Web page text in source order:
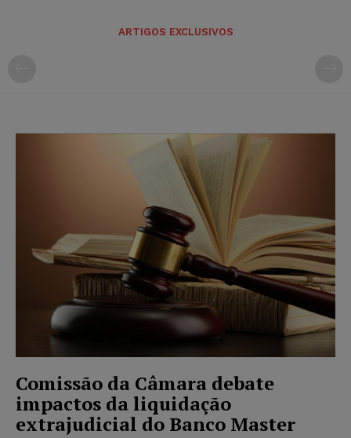
ARTIGOS EXCLUSIVOS
Comissão da Câmara debate
impactos da liquidação
extrajudicial do Banco Master